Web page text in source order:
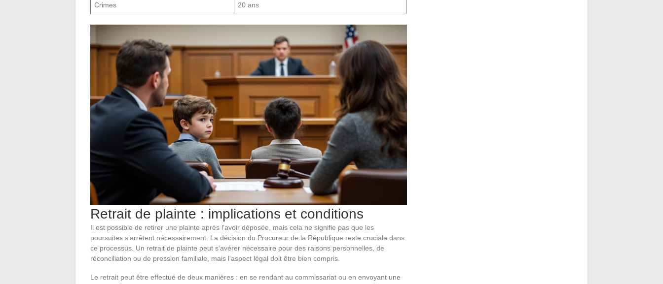
Crimes 20 ans
Retrait de plainte : implications et conditions
Il est possible de retirer une plainte après l’avoir déposée, mais cela ne signifie pas que les
poursuites s’arrêtent nécessairement. La décision du Procureur de la République reste cruciale dans
ce processus. Un retrait de plainte peut s’avérer nécessaire pour des raisons personnelles, de
réconciliation ou de pression familiale, mais l’aspect légal doit être bien compris.
Le retrait peut être effectué de deux manières : en se rendant au commissariat ou en envoyant une